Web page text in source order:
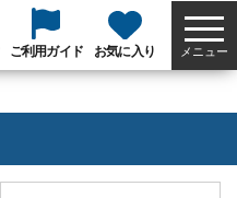
ご利用ガイド お気に入り メニュー